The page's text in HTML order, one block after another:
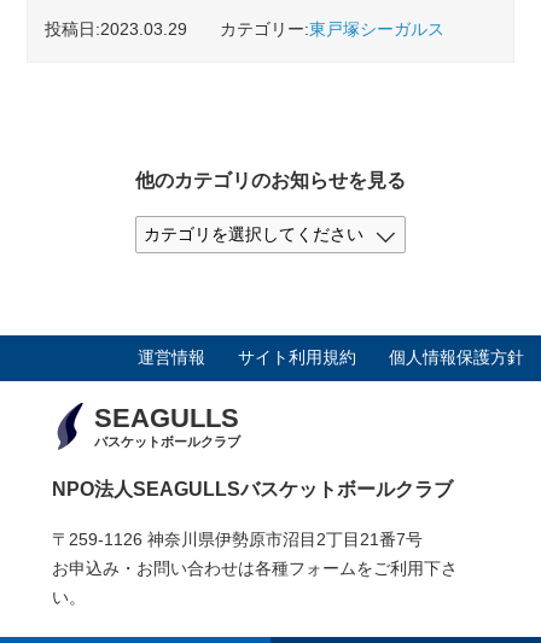
投稿日:2023.03.29 カテゴリー:東戸塚シーガルス
他のカテゴリのお知らせを見る
運営情報 サイト利用規約 個人情報保護方針
SEAGULLS
バスケットボールクラブ
NPO法人SEAGULLSバスケットボールクラブ
〒259-1126 神奈川県伊勢原市沼目2丁目21番7号
お申込み・お問い合わせは各種フォームをご利用下さ
い。